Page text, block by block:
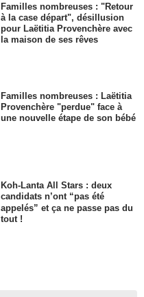
Familles nombreuses : "Retour
à la case départ", désillusion
pour Laëtitia Provenchère avec
la maison de ses rêves
Familles nombreuses : Laëtitia
Provenchère "perdue" face à
une nouvelle étape de son bébé
Koh-Lanta All Stars : deux
candidats n’ont “pas été
appelés” et ça ne passe pas du
tout !